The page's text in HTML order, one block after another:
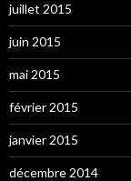
juillet 2015
juin 2015
mai 2015
février 2015
janvier 2015
décembre 2014